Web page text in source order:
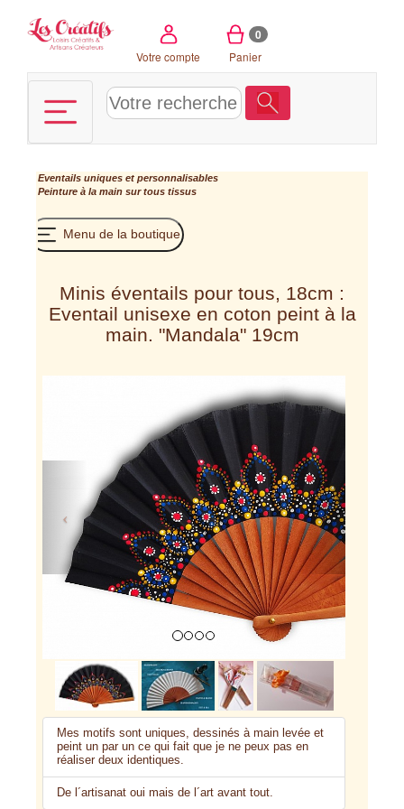
Votre compte
0
Panier
Eventails uniques et personnalisables
Peinture à la main sur tous tissus
Menu de la boutique
Minis éventails pour tous, 18cm :
Eventail unisexe en coton peint à la
main. "Mandala" 19cm
Previous Next
Mes motifs sont uniques, dessinés à main levée et
peint un par un ce qui fait que je ne peux pas en
réaliser deux identiques.
De l´artisanat oui mais de l´art avant tout.